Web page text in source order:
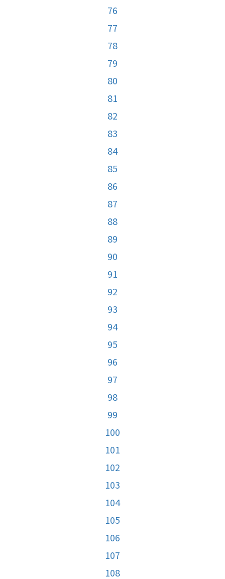
76
77
78
79
80
81
82
83
84
85
86
87
88
89
90
91
92
93
94
95
96
97
98
99
100
101
102
103
104
105
106
107
108